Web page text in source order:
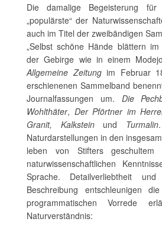
Die damalige Begeisterung
„populärste“ der
auch im Titel der zweibändigen
„Selbst schöne Hände blättern
der Gebirge wie in einem
Allgemeine Zeitungim Februar
erschienenen Sammelband
Journalfassungen um. Die
Wohlthäter, Der Pförtner im
Granit,
Kalksteinund Turmalin
Naturdarstellungen in den
leben von Stifters geschultem
naturwissenschaftlichen
Sprache. Detailverliebtheit
Beschreibung entschleunigen
programmatischen Vorrede
Naturverständnis: